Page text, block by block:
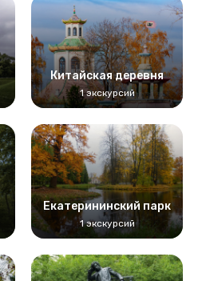
Китайская деревня
1 экскурсий
Екатерининский парк
1 экскурсий